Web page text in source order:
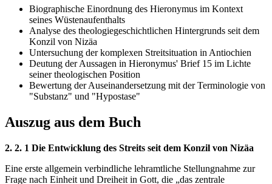
Biographische Einordnung des Hieronymus im Kontext
seines Wüstenaufenthalts
Analyse des theologiegeschichtlichen Hintergrunds seit dem
Konzil von Nizäa
Untersuchung der komplexen Streitsituation in Antiochien
Deutung der Aussagen in Hieronymus' Brief 15 im Lichte
seiner theologischen Position
Bewertung der Auseinandersetzung mit der Terminologie von
"Substanz" und "Hypostase"
Auszug aus dem Buch
2. 2. 1 Die Entwicklung des Streits seit dem Konzil von Nizäa
Eine erste allgemein verbindliche lehramtliche Stellungnahme zur
Frage nach Einheit und Dreiheit in Gott, die „das zentrale